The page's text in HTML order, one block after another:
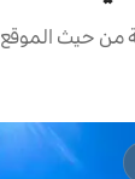
حيث الموقع